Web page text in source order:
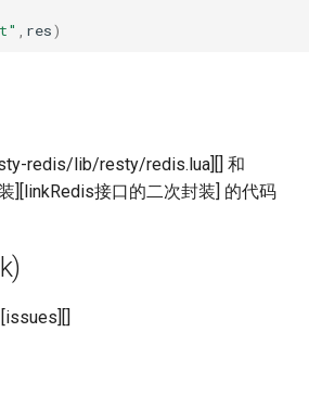
res)
redis/lib/resty/redis.lua][] 和
][linkRedis接口的二次封装] 的代码